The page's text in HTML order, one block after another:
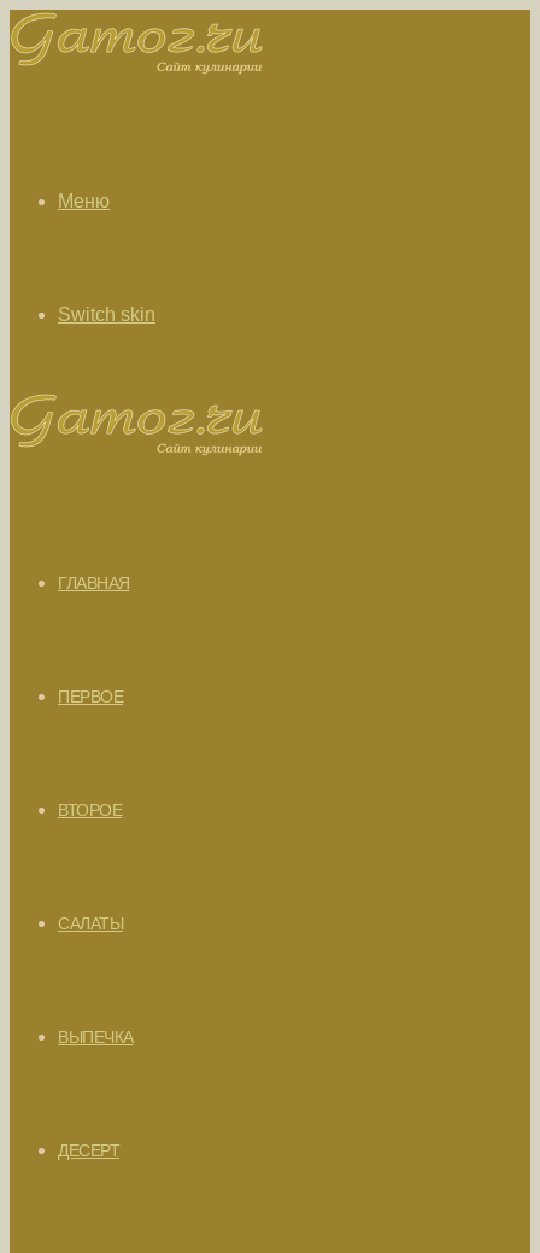
Меню
Switch skin
ГЛАВНАЯ
ПЕРВОЕ
ВТОРОЕ
САЛАТЫ
ВЫПЕЧКА
ДЕСЕРТ